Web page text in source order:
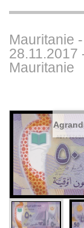
Mauritanie
28.11.2017
Mauritanie